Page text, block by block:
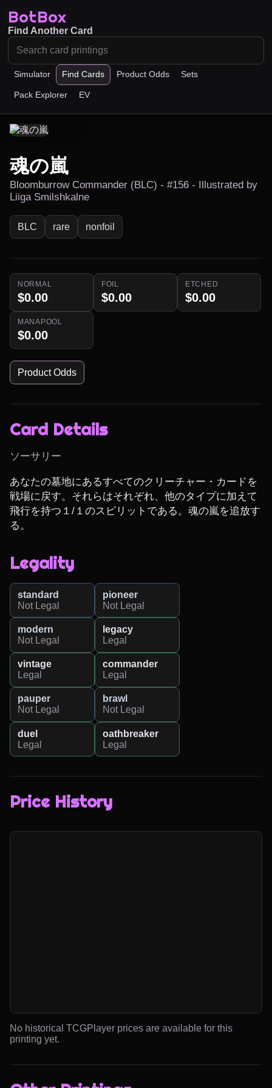
BotBox
Simulator Find Cards Product Odds Sets
Pack Explorer EV
Find Another Card
魂の嵐
Bloomburrow Commander (BLC) - #156 - Illustrated by
Liiga Smilshkalne
BLC rare nonfoil
NORMAL
$0.00
FOIL
$0.00
ETCHED
$0.00
MANAPOOL
$0.00
Product Odds
Card Details
ソーサリー
あなたの墓地にあるすべてのクリーチャー・カードを
戦場に戻す。それらはそれぞれ、他のタイプに加えて
飛行を持つ１/１のスピリットである。魂の嵐を追放す
る。
Legality
standard
Not Legal
pioneer
Not Legal
modern
Not Legal
legacy
Legal
vintage
Legal
commander
Legal
pauper
Not Legal
brawl
Not Legal
duel
Legal
oathbreaker
Legal
Price History
No historical TCGPlayer prices are available for this
printing yet.